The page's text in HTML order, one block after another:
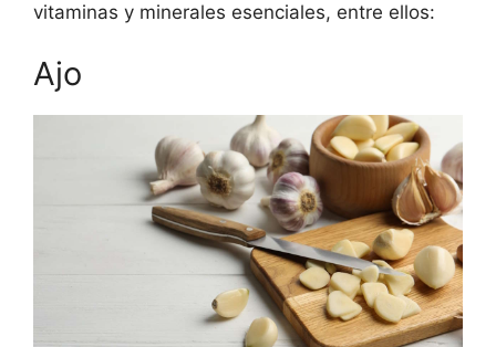
vitaminas y minerales esenciales, entre ellos:
Ajo